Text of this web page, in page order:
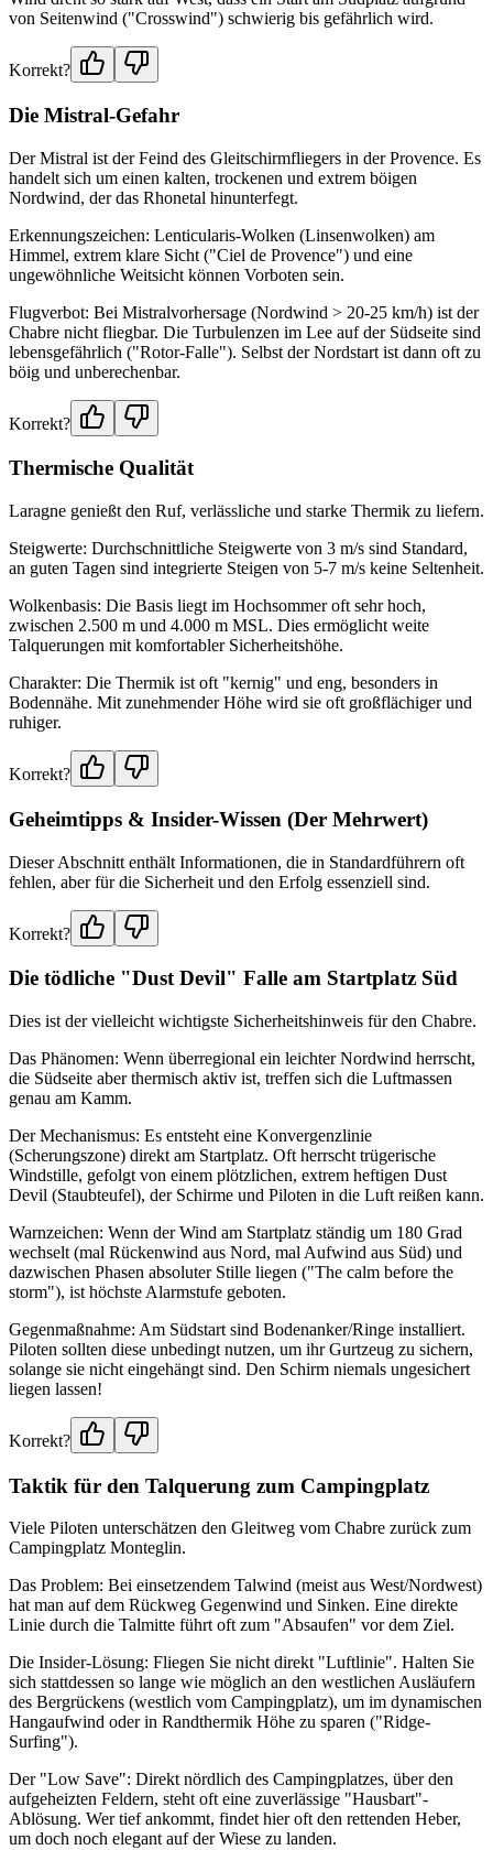
von Seitenwind ("Crosswind") schwierig bis gefährlich wird.
Korrekt?
Die Mistral-Gefahr
Der Mistral ist der Feind des Gleitschirmfliegers in der Provence. Es
handelt sich um einen kalten, trockenen und extrem böigen
Nordwind, der das Rhonetal hinunterfegt.
Erkennungszeichen: Lenticularis-Wolken (Linsenwolken) am
Himmel, extrem klare Sicht ("Ciel de Provence") und eine
ungewöhnliche Weitsicht können Vorboten sein.
Flugverbot: Bei Mistralvorhersage (Nordwind > 20-25 km/h) ist der
Chabre nicht fliegbar. Die Turbulenzen im Lee auf der Südseite sind
lebensgefährlich ("Rotor-Falle"). Selbst der Nordstart ist dann oft zu
böig und unberechenbar.
Korrekt?
Thermische Qualität
Laragne genießt den Ruf, verlässliche und starke Thermik zu liefern.
Steigwerte: Durchschnittliche Steigwerte von 3 m/s sind Standard,
an guten Tagen sind integrierte Steigen von 5-7 m/s keine Seltenheit.
Wolkenbasis: Die Basis liegt im Hochsommer oft sehr hoch,
zwischen 2.500 m und 4.000 m MSL. Dies ermöglicht weite
Talquerungen mit komfortabler Sicherheitshöhe.
Charakter: Die Thermik ist oft "kernig" und eng, besonders in
Bodennähe. Mit zunehmender Höhe wird sie oft großflächiger und
ruhiger.
Korrekt?
Geheimtipps & Insider-Wissen (Der Mehrwert)
Dieser Abschnitt enthält Informationen, die in Standardführern oft
fehlen, aber für die Sicherheit und den Erfolg essenziell sind.
Korrekt?
Die tödliche "Dust Devil" Falle am Startplatz Süd
Dies ist der vielleicht wichtigste Sicherheitshinweis für den Chabre.
Das Phänomen: Wenn überregional ein leichter Nordwind herrscht,
die Südseite aber thermisch aktiv ist, treffen sich die Luftmassen
genau am Kamm.
Der Mechanismus: Es entsteht eine Konvergenzlinie
(Scherungszone) direkt am Startplatz. Oft herrscht trügerische
Windstille, gefolgt von einem plötzlichen, extrem heftigen Dust
Devil (Staubteufel), der Schirme und Piloten in die Luft reißen kann.
Warnzeichen: Wenn der Wind am Startplatz ständig um 180 Grad
wechselt (mal Rückenwind aus Nord, mal Aufwind aus Süd) und
dazwischen Phasen absoluter Stille liegen ("The calm before the
storm"), ist höchste Alarmstufe geboten.
Gegenmaßnahme: Am Südstart sind Bodenanker/Ringe installiert.
Piloten sollten diese unbedingt nutzen, um ihr Gurtzeug zu sichern,
solange sie nicht eingehängt sind. Den Schirm niemals ungesichert
liegen lassen!
Korrekt?
Taktik für den Talquerung zum Campingplatz
Viele Piloten unterschätzen den Gleitweg vom Chabre zurück zum
Campingplatz Monteglin.
Das Problem: Bei einsetzendem Talwind (meist aus West/Nordwest)
hat man auf dem Rückweg Gegenwind und Sinken. Eine direkte
Linie durch die Talmitte führt oft zum "Absaufen" vor dem Ziel.
Die Insider-Lösung: Fliegen Sie nicht direkt "Luftlinie". Halten Sie
sich stattdessen so lange wie möglich an den westlichen Ausläufern
des Bergrückens (westlich vom Campingplatz), um im dynamischen
Hangaufwind oder in Randthermik Höhe zu sparen ("Ridge-
Surfing").
Der "Low Save": Direkt nördlich des Campingplatzes, über den
aufgeheizten Feldern, steht oft eine zuverlässige "Hausbart"-
Ablösung. Wer tief ankommt, findet hier oft den rettenden Heber,
um doch noch elegant auf der Wiese zu landen.